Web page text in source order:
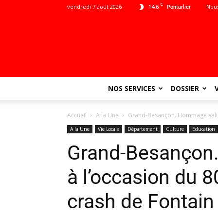
14.6 C Pontarlier
vendredi 7 août 2026
NOS SERVICES DOSSIER
Accueil A la Une Grand-Besançon. Hommage
A la Une Vie Locale Département Culture Education
Grand-
à l’occasion du
crash de Fontain